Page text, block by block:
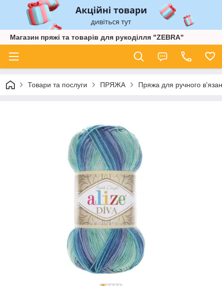
Магазин пряжі та товарів для рукоділля "ZEBRA"
Товари та послуги ПРЯЖА Пряжа для ручного